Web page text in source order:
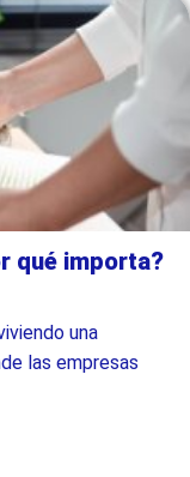
qué importa?
una
las empresas